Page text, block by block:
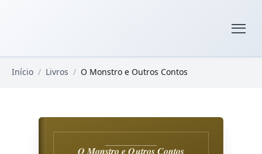
Início / Livros / O Monstro e Outros Contos
O Monstro e Outros Contos